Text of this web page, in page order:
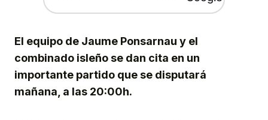
El equipo de Jaume Ponsarnau y el
combinado isleño se dan cita en un
importante partido que se disputará
mañana, a las 20:00h.